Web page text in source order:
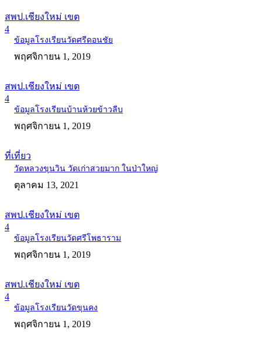
สพป.เชียงใหม่ เขต
4
ข้อมูลโรงเรียนวัดศรีดอนชัย
พฤศจิกายน 1, 2019
สพป.เชียงใหม่ เขต
4
ข้อมูลโรงเรียนบ้านห้วยข้าวลีบ
พฤศจิกายน 1, 2019
ที่เที่ยว
วัดหลวงขุนวิน วัดเก่าสวยมาก ในป่าใหญ่
ตุลาคม 13, 2021
สพป.เชียงใหม่ เขต
4
ข้อมูลโรงเรียนวัดศรีโพธาราม
พฤศจิกายน 1, 2019
สพป.เชียงใหม่ เขต
4
ข้อมูลโรงเรียนวัดขุนคง
พฤศจิกายน 1, 2019